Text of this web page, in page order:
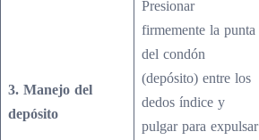
3. Manejo del
depósito
Presionar
firmemente la punta
del condón
(depósito) entre los
dedos índice y
pulgar para expulsar